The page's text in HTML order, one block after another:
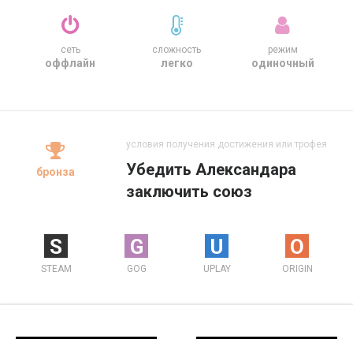
сеть
оффлайн
сложность
легко
режим
одиночный
бронза
условия получения достижения или трофея
Убедить Александара
заключить союз
S
STEAM
G
GOG
U
UPLAY
O
ORIGIN